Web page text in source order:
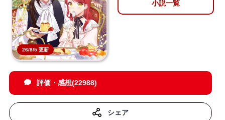
26/8/5 更新
小説一覧
評価・感想(22988)
シェア